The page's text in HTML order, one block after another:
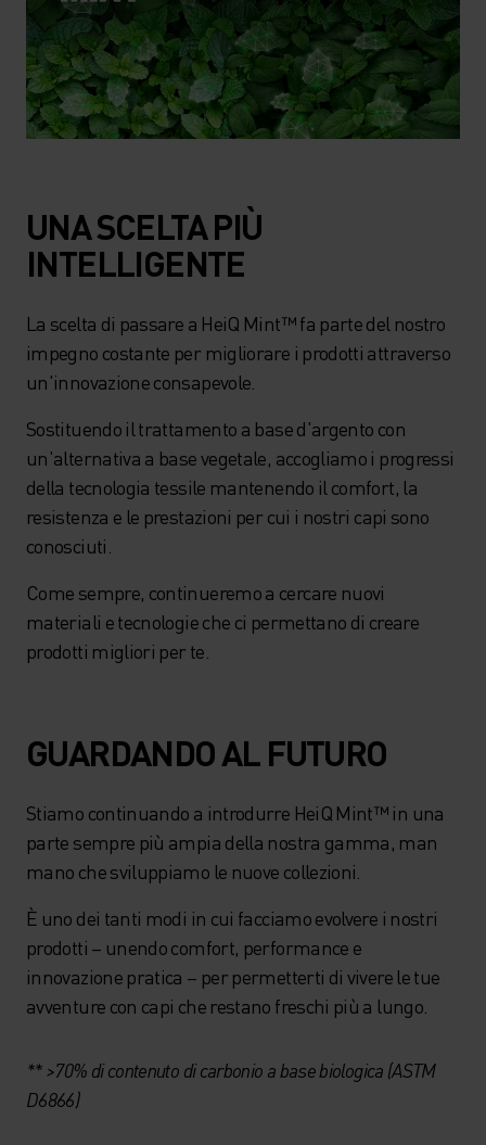
UNA SCELTA PIÙ
INTELLIGENTE
La scelta di passare a HeiQ Mint™ fa parte del nostro
impegno costante per migliorare i prodotti attraverso
un'innovazione consapevole.
Sostituendo il trattamento a base d'argento con
un'alternativa a base vegetale, accogliamo i progressi
della tecnologia tessile mantenendo il comfort, la
resistenza e le prestazioni per cui i nostri capi sono
conosciuti.
Come sempre, continueremo a cercare nuovi
materiali e tecnologie che ci permettano di creare
prodotti migliori per te.
GUARDANDO AL FUTURO
Stiamo continuando a introdurre HeiQ Mint™ in una
parte sempre più ampia della nostra gamma, man
mano che sviluppiamo le nuove collezioni.
È uno dei tanti modi in cui facciamo evolvere i nostri
prodotti – unendo comfort, performance e
innovazione pratica – per permetterti di vivere le tue
avventure con capi che restano freschi più a lungo.
** >70% di contenuto di carbonio a base biologica (ASTM
D6866)